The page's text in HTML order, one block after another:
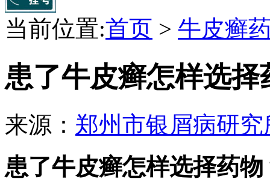
当前位置:首页 > 牛皮癣
患了牛皮癣怎样选择
来源： 郑州市银屑病研究
患了牛皮癣怎样选择药物